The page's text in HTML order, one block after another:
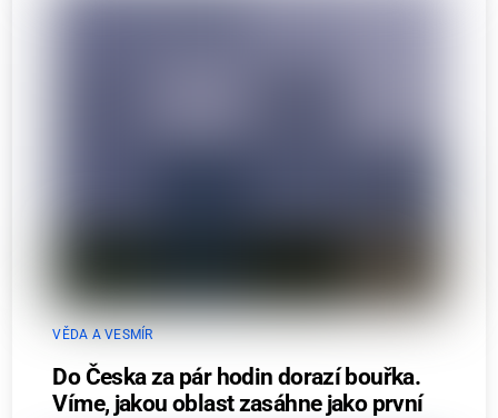
VĚDA A VESMÍR
Do Česka za pár hodin dorazí bouřka.
Víme, jakou oblast zasáhne jako první